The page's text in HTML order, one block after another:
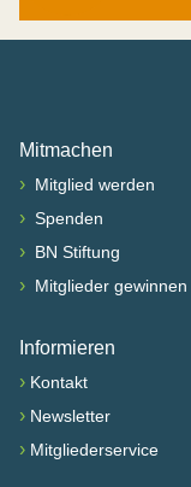
Mitmachen
› Mitglied werden
› Spenden
› BN Stiftung
› Mitglieder gewinnen
Informieren
› Kontakt
› Newsletter
› Mitgliederservice